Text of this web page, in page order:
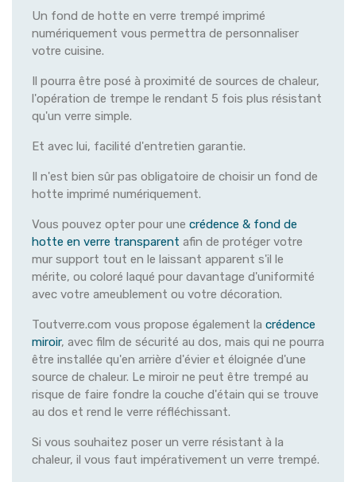
Un fond de hotte en verre trempé imprimé
numériquement vous permettra de personnaliser
votre cuisine.
Il pourra être posé à proximité de sources de chaleur,
l'opération de trempe le rendant 5 fois plus résistant
qu'un verre simple.
Et avec lui, facilité d'entretien garantie.
Il n'est bien sûr pas obligatoire de choisir un fond de
hotte imprimé numériquement.
Vous pouvez opter pour une crédence & fond de
hotte en verre transparent afin de protéger votre
mur support tout en le laissant apparent s'il le
mérite, ou coloré laqué pour davantage d'uniformité
avec votre ameublement ou votre décoration.
Toutverre.com vous propose également la crédence
miroir, avec film de sécurité au dos, mais qui ne pourra
être installée qu'en arrière d'évier et éloignée d'une
source de chaleur. Le miroir ne peut être trempé au
risque de faire fondre la couche d'étain qui se trouve
au dos et rend le verre réfléchissant.
Si vous souhaitez poser un verre résistant à la
chaleur, il vous faut impérativement un verre trempé.